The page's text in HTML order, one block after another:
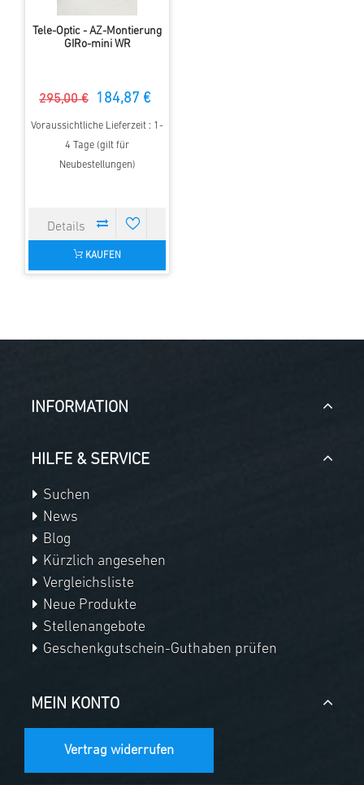
Tele-Optic - AZ-Montierung
GIRo-mini WR
295,00 € 184,87 €
Voraussichtliche Lieferzeit : 1-
4 Tage (gilt für
Neubestellungen)
KAUFEN
INFORMATION
HILFE & SERVICE
Suchen
News
Blog
Kürzlich angesehen
Vergleichsliste
Neue Produkte
Stellenangebote
Geschenkgutschein-Guthaben prüfen
MEIN KONTO
Vertrag widerrufen